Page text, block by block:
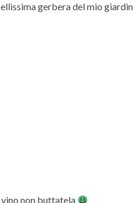
gerbera del mio
non buttatela